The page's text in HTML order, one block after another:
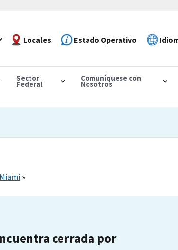
Locales Estado Operativo
Sector
Federal
Comuníquese con
Nosotros
cerrada por